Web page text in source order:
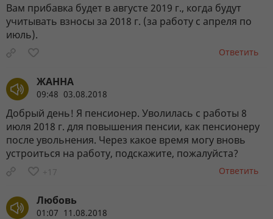
Вам прибавка будет в августе 2019 г., когда будут
учитывать взносы за 2018 г. (за работу с апреля по
июль).
Ответить
ЖАННА
09:48 03.08.2018
Добрый день! Я пенсионер. Уволилась с работы 8
июля 2018 г. для повышения пенсии, как пенсионеру
после увольнения. Через какое время могу вновь
устроиться на работу, подскажите, пожалуйста?
+17 Ответить
Любовь
01:07 11.08.2018